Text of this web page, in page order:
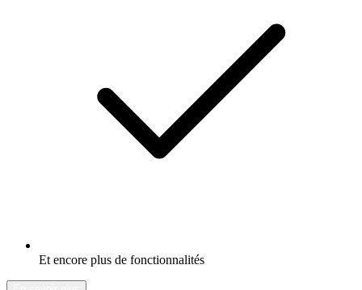
Et encore plus de fonctionnalités